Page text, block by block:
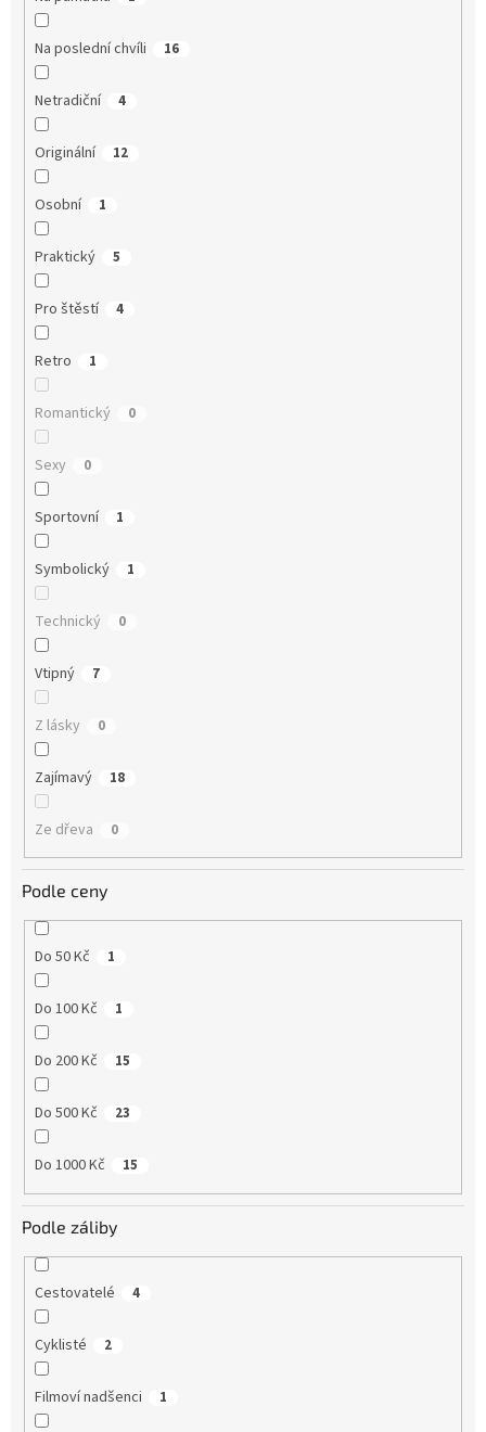
Na poslední chvíli 16
Netradiční 4
Originální 12
Osobní 1
Praktický 5
Pro štěstí 4
Retro 1
Romantický 0
Sexy 0
Sportovní 1
Symbolický 1
Technický 0
Vtipný 7
Z lásky 0
Zajímavý 18
Ze dřeva 0
Podle ceny
Do 50 Kč 1
Do 100 Kč 1
Do 200 Kč 15
Do 500 Kč 23
Do 1000 Kč 15
Podle záliby
Cestovatelé 4
Cyklisté 2
Filmoví nadšenci 1